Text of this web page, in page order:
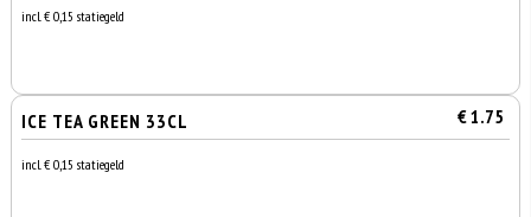
incl. € 0,15 statiegeld
ICE TEA GREEN 33CL € 1.75
incl. € 0,15 statiegeld